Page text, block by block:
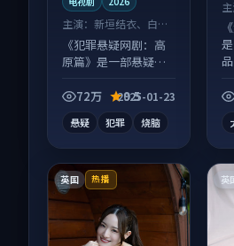
主演： 新垣结衣、白宇
等
《犯罪悬疑网剧：高
原篇》是一部悬疑向
素齐全，观感爽快不
72万 9.5
2025-01-23
悬疑 犯罪 烧脑
等
英国 热播 英